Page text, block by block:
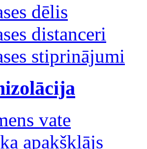
dēlis
distanceri
stiprinājumi
vate
apakšklājs